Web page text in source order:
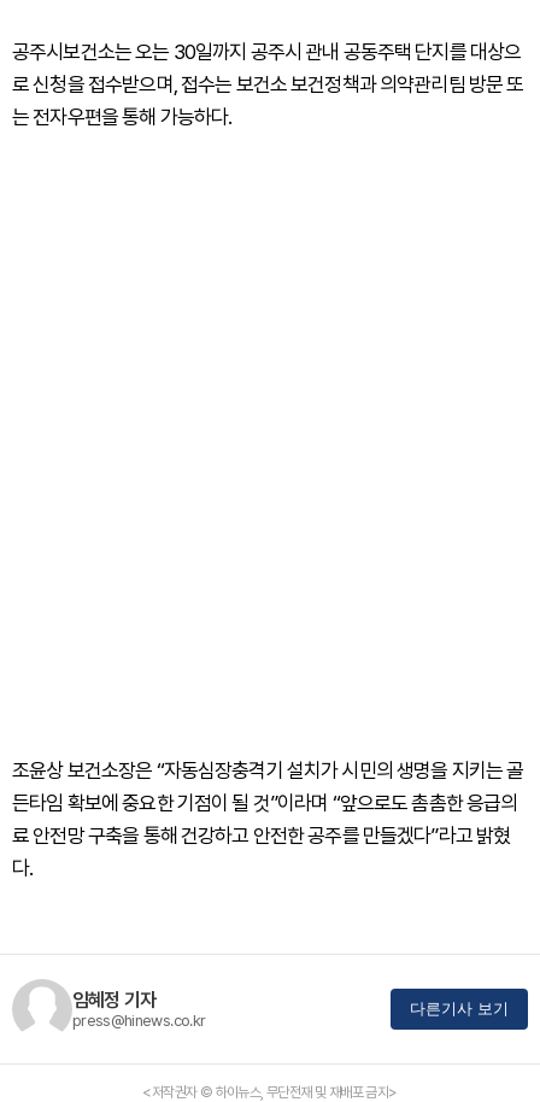
공주시보건소는 오는 30일까지 공주시 관내 공동주택 단지를 대상으
로 신청을 접수받으며, 접수는 보건소 보건정책과 의약관리팀 방문 또
는 전자우편을 통해 가능하다.
조윤상 보건소장은 “자동심장충격기 설치가 시민의 생명을 지키는 골
든타임 확보에 중요한 기점이 될 것”이라며 “앞으로도 촘촘한 응급의
료 안전망 구축을 통해 건강하고 안전한 공주를 만들겠다”라고 밝혔
다.
임혜정 기자
press@hinews.co.kr
다른기사 보기
<저작권자 © 하이뉴스, 무단전재 및 재배포 금지>